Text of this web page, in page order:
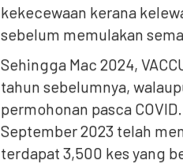
kekecewaan kerana
sebelum memulakan
Sehingga Mac 2024,
tahun sebelumnya,
permohonan pasca
September 2023 telah
terdapat 3,500 kes yang